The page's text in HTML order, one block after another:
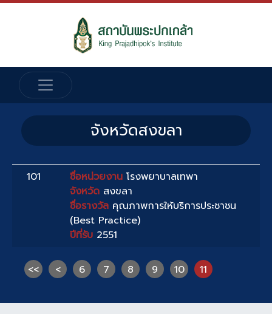
จังหวัดสงขลา
101 ชื่อหน่วยงาน โรงพยาบาลเทพา
จังหวัด สงขลา
ชื่อรางวัล คุณภาพการให้บริการประชาชน
(Best Practice)
ปีที่รับ 2551
<< < 6 7 8 9 10 11